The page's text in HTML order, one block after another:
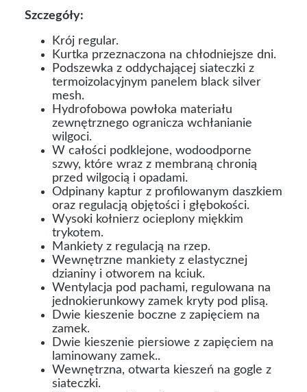
Szczegóły:
Krój regular.
Kurtka przeznaczona na chłodniejsze dni.
Podszewka z oddychającej siateczki z
termoizolacyjnym panelem black silver
mesh.
Hydrofobowa powłoka materiału
zewnętrznego ogranicza wchłanianie
wilgoci.
W całości podklejone, wodoodporne
szwy, które wraz z membraną chronią
przed wilgocią i opadami.
Odpinany kaptur z profilowanym daszkiem
oraz regulacją objętości i głębokości.
Wysoki kołnierz ocieplony miękkim
trykotem.
Mankiety z regulacją na rzep.
Wewnętrzne mankiety z elastycznej
dzianiny i otworem na kciuk.
Wentylacja pod pachami, regulowana na
jednokierunkowy zamek kryty pod plisą.
Dwie kieszenie boczne z zapięciem na
zamek.
Dwie kieszenie piersiowe z zapięciem na
laminowany zamek..
Wewnętrzna, otwarta kieszeń na gogle z
siateczki.